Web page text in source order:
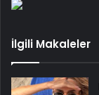
İlgili Makaleler